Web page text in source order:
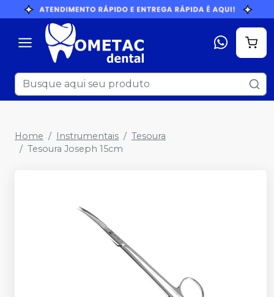
Home Instrumentais
Tesoura
Tesoura Joseph 15cm